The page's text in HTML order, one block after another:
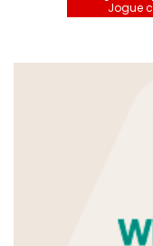
Jogue